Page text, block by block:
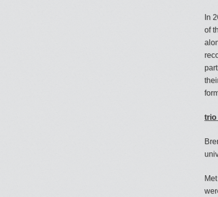
In
of
trio